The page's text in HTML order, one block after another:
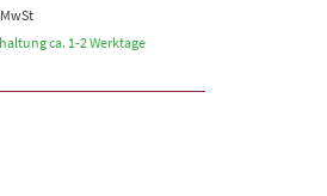
ca. 1-2 Werktage